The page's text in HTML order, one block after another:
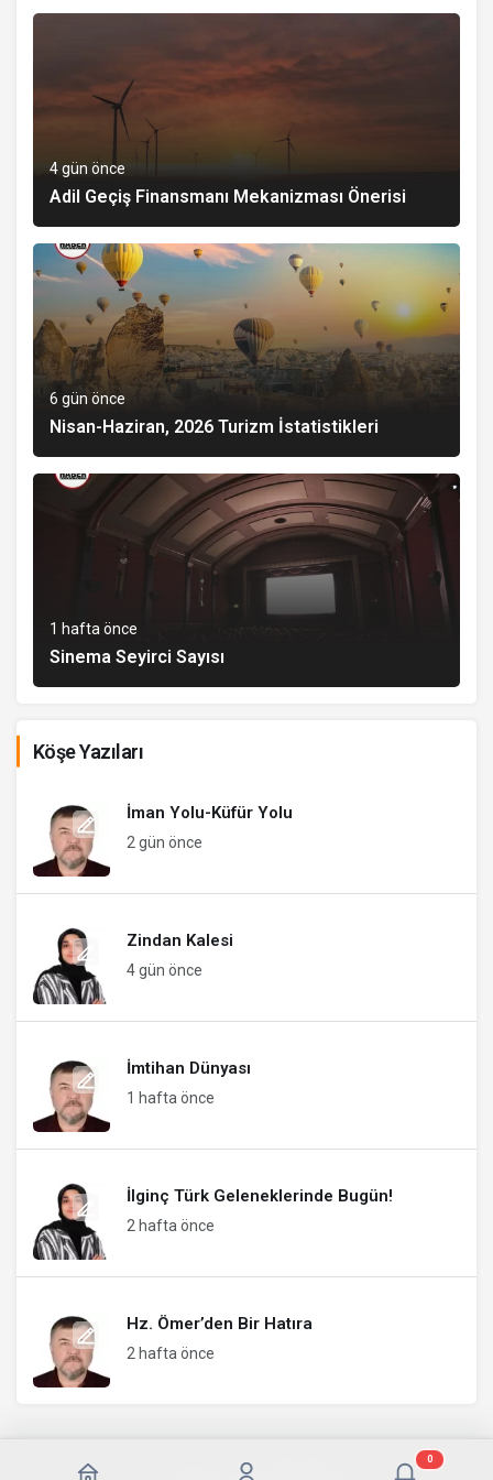
4 gün önce
Adil Geçiş Finansmanı Mekanizması Önerisi
6 gün önce
Nisan-Haziran, 2026 Turizm İstatistikleri
1 hafta önce
Sinema Seyirci Sayısı
Köşe Yazıları
İman Yolu-Küfür Yolu
2 gün önce
Zindan Kalesi
4 gün önce
İmtihan Dünyası
1 hafta önce
İlginç Türk Geleneklerinde Bugün!
2 hafta önce
Hz. Ömer’den Bir Hatıra
2 hafta önce
0